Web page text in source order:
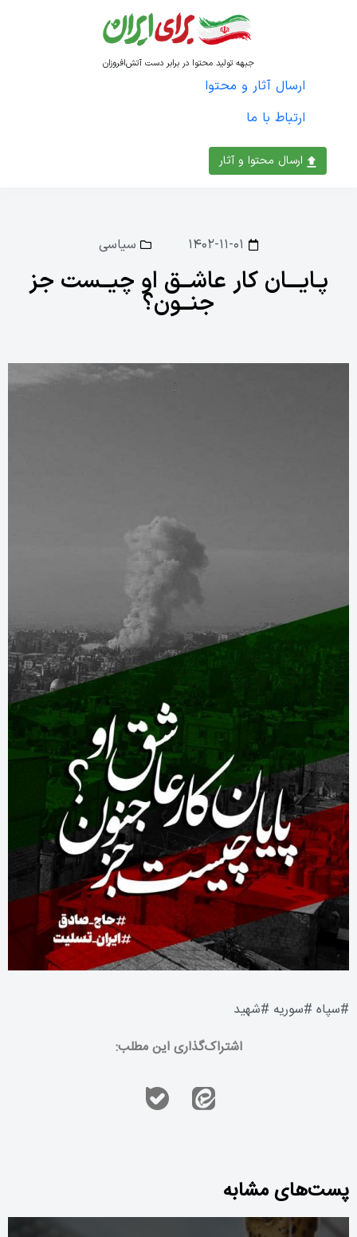
ارسال محتوا و آثار
جبهه تولید محتوا در برابر دست آتش‌افروزان
ارسال آثار و محتوا
ارتباط با ما
۱۴۰۲-۱۱-۰۱ سیاسی
پـایـــان کار عاشــق او چیــست جز
جنــون؟
#سپاه #سوریه #شهید
اشتراک‌گذاری این مطلب:
پست‌های مشابه